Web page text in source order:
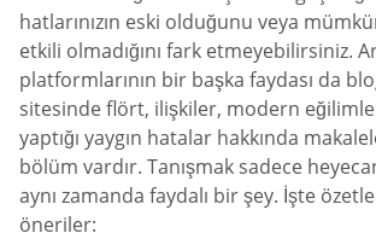
hatlarınızın eski olduğunu veya
etkili olmadığını fark etmeyebilirsiniz.
platformlarının bir başka faydası da
sitesinde flört, ilişkiler, modern
yaptığı yaygın hatalar hakkında
bölüm vardır. Tanışmak sadece
aynı zamanda faydalı bir şey. İşte
öneriler: